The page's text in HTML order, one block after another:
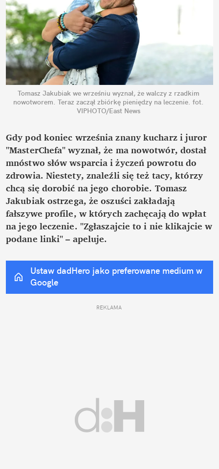
Tomasz Jakubiak we wrześniu wyznał, że walczy z rzadkim
nowotworem. Teraz zaczął zbiórkę pieniędzy na leczenie. fot.
VIPHOTO/East News
Gdy pod koniec września znany kucharz i juror
"MasterChefa" wyznał, że ma nowotwór, dostał
mnóstwo słów wsparcia i życzeń powrotu do
zdrowia. Niestety, znaleźli się też tacy, którzy
chcą się dorobić na jego chorobie. Tomasz
Jakubiak ostrzega, że oszuści zakładają
fałszywe profile, w których zachęcają do wpłat
na jego leczenie. "Zgłaszajcie to i nie klikajcie w
podane linki" – apeluje.
Ustaw dadHero jako preferowane medium w
Google
REKLAMA